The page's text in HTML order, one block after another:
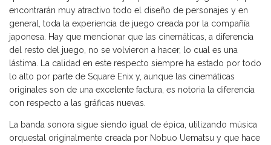
encontrarán muy atractivo todo el diseño de personajes y en
general, toda la experiencia de juego creada por la compañía
japonesa. Hay que mencionar que las cinemáticas, a diferencia
del resto del juego, no se volvieron a hacer, lo cual es una
lástima. La calidad en este respecto siempre ha estado por todo
lo alto por parte de Square Enix y, aunque las cinemáticas
originales son de una excelente factura, es notoria la diferencia
con respecto a las gráficas nuevas.
La banda sonora sigue siendo igual de épica, utilizando música
orquestal originalmente creada por Nobuo Uematsu y que hace